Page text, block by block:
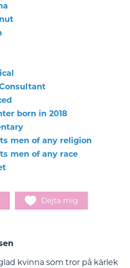
born in 2018
men of any religion
men of any race
Dejta mig
kvinna som tror på kärlek